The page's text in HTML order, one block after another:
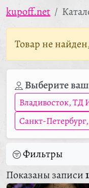
kupoff.net
Товар не
Выберите
Владивосток, ТД
Санкт-
Фильтры
Показаны записи